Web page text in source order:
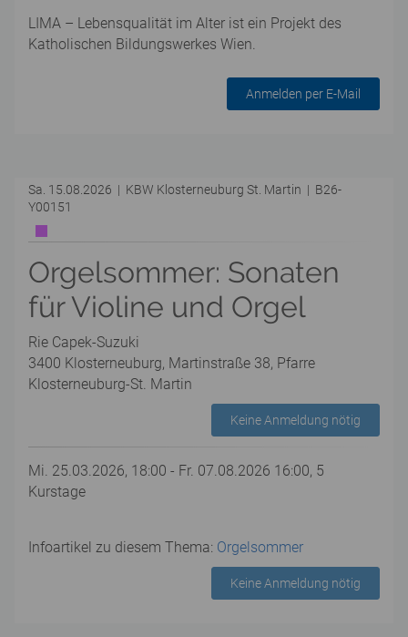
LIMA – Lebensqualität im Alter ist ein Projekt des
Katholischen Bildungswerkes Wien.
Anmelden per E-Mail
Sa. 15.08.2026 | KBW Klosterneuburg St. Martin | B26-
Y00151
Orgelsommer: Sonaten
für Violine und Orgel
Rie Capek-Suzuki
3400 Klosterneuburg, Martinstraße 38, Pfarre
Klosterneuburg-St. Martin
Keine Anmeldung nötig
Mi. 25.03.2026, 18:00 - Fr. 07.08.2026 16:00, 5
Kurstage
Infoartikel zu diesem Thema: Orgelsommer
Keine Anmeldung nötig